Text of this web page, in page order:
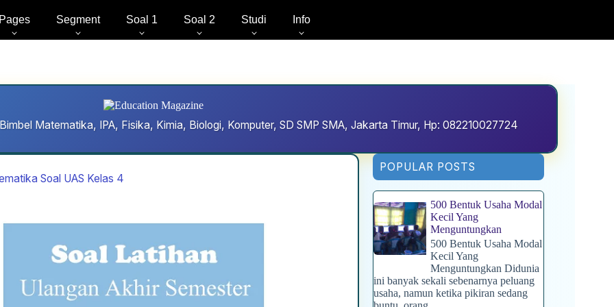
Pages Segment Soal 1 Soal 2 Studi Info
Matematika, IPA, Fisika, Kimia, Biologi, Komputer, SD SMP SMA, Jakarta Timur, Hp: 082210027724
Soal UAS Kelas 4
POPULAR POSTS
500 Bentuk Usaha Modal
Kecil Yang
Menguntungkan
500 Bentuk Usaha Modal
Kecil Yang
Menguntungkan Didunia
ini banyak sekali sebenarnya peluang
usaha, namun ketika pikiran sedang